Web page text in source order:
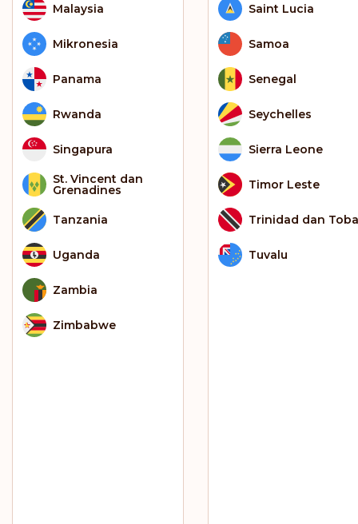
Malaysia
Mikronesia
Panama
Rwanda
Singapura
St. Vincent dan
Grenadines
Tanzania
Uganda
Zambia
Zimbabwe
Saint Lucia
Samoa
Senegal
Seychelles
Sierra Leone
Timor Leste
Trinidad dan
Tuvalu